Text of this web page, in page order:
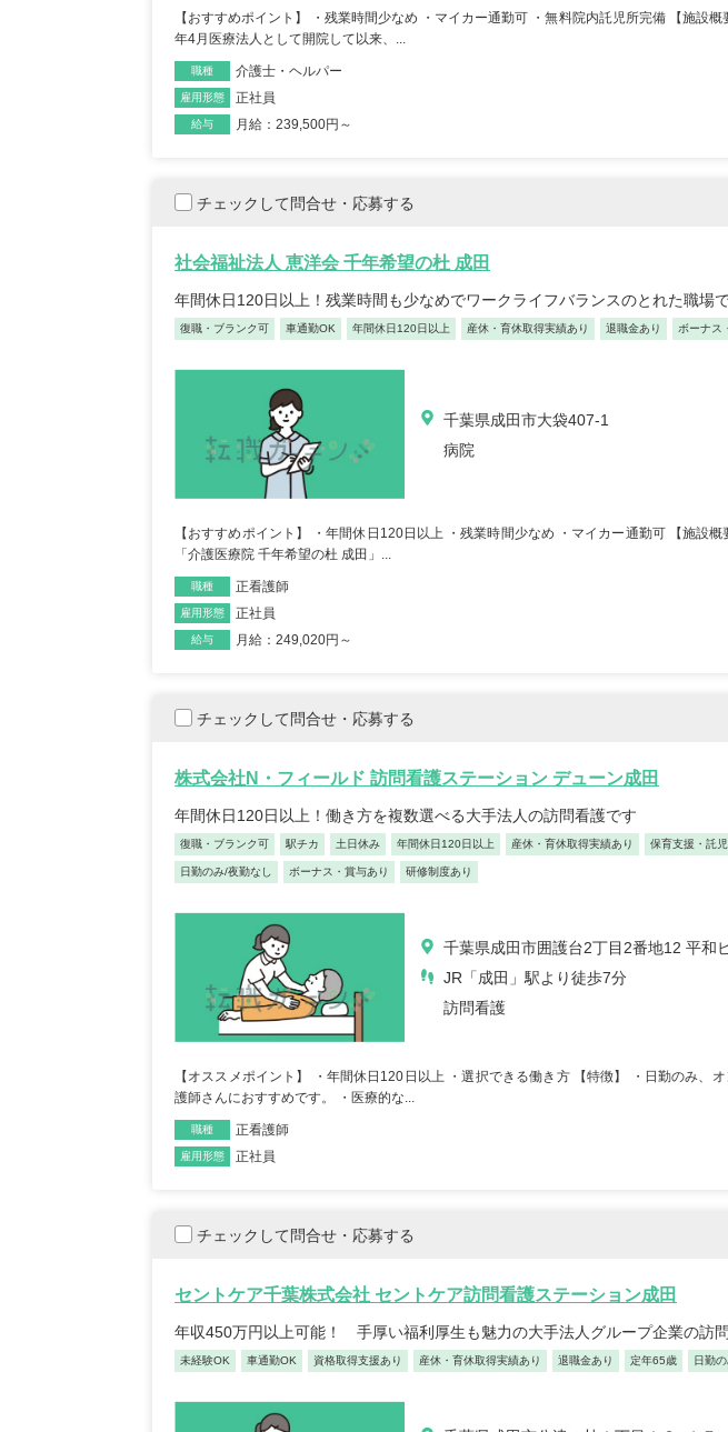
【おすすめポイント】 ・残業時間少なめ ・マイカー通勤可 ・無料院内託児所完備 【施設
年4月医療法人として開院して以来、...
職種 介護士・ヘルパー
雇用形態 正社員
給与 月給：239,500円～
チェックして問合せ・応募する
社会福祉法人 恵洋会 千年希望の杜 成田
年間休日120日以上！残業時間も少なめでワークライフバランスのとれた職場で
復職・ブランク可 車通勤OK 年間休日120日以上 産休・育休取得実績あり 退職金あり ボーナス
千葉県成田市大袋407-1
病院
【おすすめポイント】 ・年間休日120日以上 ・残業時間少なめ ・マイカー通勤可 【施設
「介護医療院 千年希望の杜 成田」...
職種 正看護師
雇用形態 正社員
給与 月給：249,020円～
チェックして問合せ・応募する
株式会社N・フィールド 訪問看護ステーション デューン成田
年間休日120日以上！働き方を複数選べる大手法人の訪問看護です
復職・ブランク可 駅チカ 土日休み 年間休日120日以上 産休・育休取得実績あり 保育支援・託
日勤のみ/夜勤なし ボーナス・賞与あり 研修制度あり
千葉県成田市囲護台2丁目2番地12 平和
JR「成田」駅より徒歩7分
訪問看護
【オススメポイント】 ・年間休日120日以上 ・選択できる働き方 【特徴】 ・日勤のみ、
護師さんにおすすめです。 ・医療的な...
職種 正看護師
雇用形態 正社員
チェックして問合せ・応募する
セントケア千葉株式会社 セントケア訪問看護ステーション成田
年収450万円以上可能！ 手厚い福利厚生も魅力の大手法人グループ企業の訪
未経験OK 車通勤OK 資格取得支援あり 産休・育休取得実績あり 退職金あり 定年65歳 日勤の
保育士/33歳/0-5年/東京都
2025/05/08
先】認可保育園（正社員） 【転職の... もっと見
認可保育園 【転職先】 認可保育...